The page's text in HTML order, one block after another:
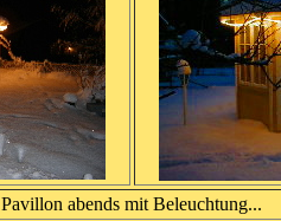
Pavillon abends mit Beleuchtung...